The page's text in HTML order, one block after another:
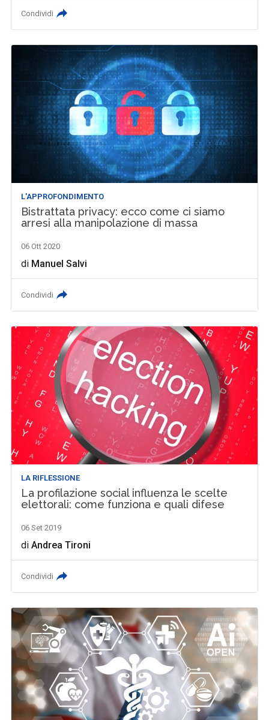
Condividi
L'APPROFONDIMENTO
Bistrattata privacy: ecco come ci siamo
arresi alla manipolazione di massa
06 Ott 2020
di Manuel Salvi
Condividi
LA RIFLESSIONE
La profilazione social influenza le scelte
elettorali: come funziona e quali difese
06 Set 2019
diAndrea Tironi
Condividi